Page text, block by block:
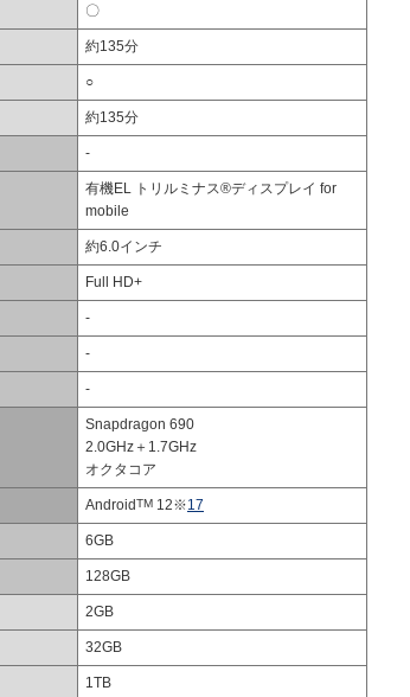
〇
約135分
○
約135分
-
有機EL トリルミナス®ディスプレイ for
mobile
約6.0インチ
Full HD+
-
-
-
Snapdragon 690
2.0GHz＋1.7GHz
オクタコア
AndroidTM 12※17
6GB
128GB
2GB
32GB
1TB